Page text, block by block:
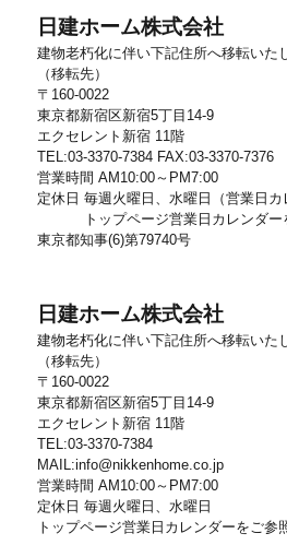
日建ホーム株式会社
建物老朽化に伴い下記住所へ移転いた
（移転先）
〒160-0022
東京都新宿区新宿5丁目14-9
エクセレント新宿 11階
TEL:03-3370-7384 FAX:03-3370-7376
営業時間 AM10:00～PM7:00
定休日 毎週火曜日、水曜日（営業日カ
トップページ営業日カレンダー
東京都知事(6)第79740号
日建ホーム株式会社
建物老朽化に伴い下記住所へ移転いた
（移転先）
〒160-0022
東京都新宿区新宿5丁目14-9
エクセレント新宿 11階
TEL:03-3370-7384
MAIL:info@nikkenhome.co.jp
営業時間 AM10:00～PM7:00
定休日 毎週火曜日、水曜日
トップページ営業日カレンダーをご参